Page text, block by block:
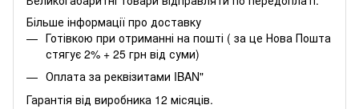
Більше інформації про доставку
Готівкою при отриманні на пошті ( за це Нова Пошта
стягує 2% + 25 грн від суми)
Оплата за реквізитами IBAN"
Гарантія від виробника 12 місяців.